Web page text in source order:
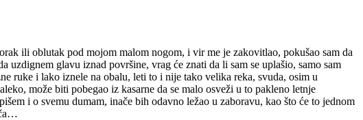
ili oblutak pod mojom malom nogom, i vir me je zakovitlao, pokušao sam da
uzdignem glavu iznad površine, vrag će znati da li sam se uplašio, samo sam
ruke i lako iznele na obalu, leti to i nije tako velika reka, svuda, osim u
može biti pobegao iz kasarne da se malo osveži u to pakleno letnje
i o svemu dumam, inače bih odavno ležao u zaboravu, kao što će to jednom